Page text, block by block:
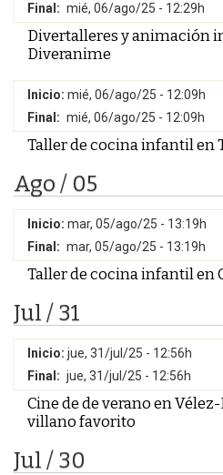
Final: mié, 06/ago/25 - 12:29h
Divertalleres y animación
Diveranime
Inicio: mié, 06/ago/25 - 12:09h
Final: mié, 06/ago/25 - 12:09h
Taller de cocina infantil en
Ago / 05
Inicio: mar, 05/ago/25 - 13:19h
Final: mar, 05/ago/25 - 13:19h
Taller de cocina infantil en
Jul / 31
Inicio: jue, 31/jul/25 - 12:56h
Final: jue, 31/jul/25 - 12:56h
Cine de de verano en
villano favorito
Jul / 30